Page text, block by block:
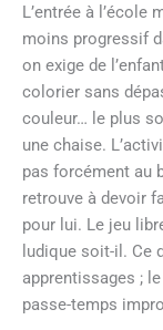
L’entrée à l’école
moins progressif
on exige de
colorier sans
couleur… le plus
une chaise.
pas forcément au
retrouve à devoir
pour lui. Le jeu
ludique soit-il. Ce
apprentissages ;
passe-temps